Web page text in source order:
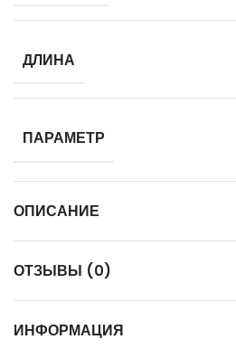
ДЛИНА
ПАРАМЕТР
ОПИСАНИЕ
ОТЗЫВЫ (0)
ИНФОРМАЦИЯ